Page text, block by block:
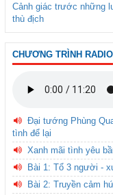
Cảnh giác trước những
thù địch
CHƯƠNG TRÌNH RADIO
Đại tướng Phùng
tình để lại
Xanh mãi tình yêu
Bài 1: Tổ 3 người -
Bài 2: Truyền cảm